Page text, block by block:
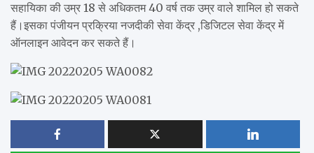
सहायिका की उम्र 18 से अधिकतम 40 वर्ष तक उम्र वाले शामिल हो सकते
हैं।इसका पंजीयन प्रक्रिया नजदीकी सेवा केंद्र ,डिजिटल सेवा केंद्र में
ऑनलाइन आवेदन कर सकते हैं।